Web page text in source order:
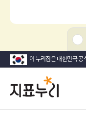
이 누리집은 대한민국
지
표
다
시